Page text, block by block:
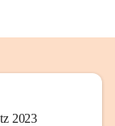
2023